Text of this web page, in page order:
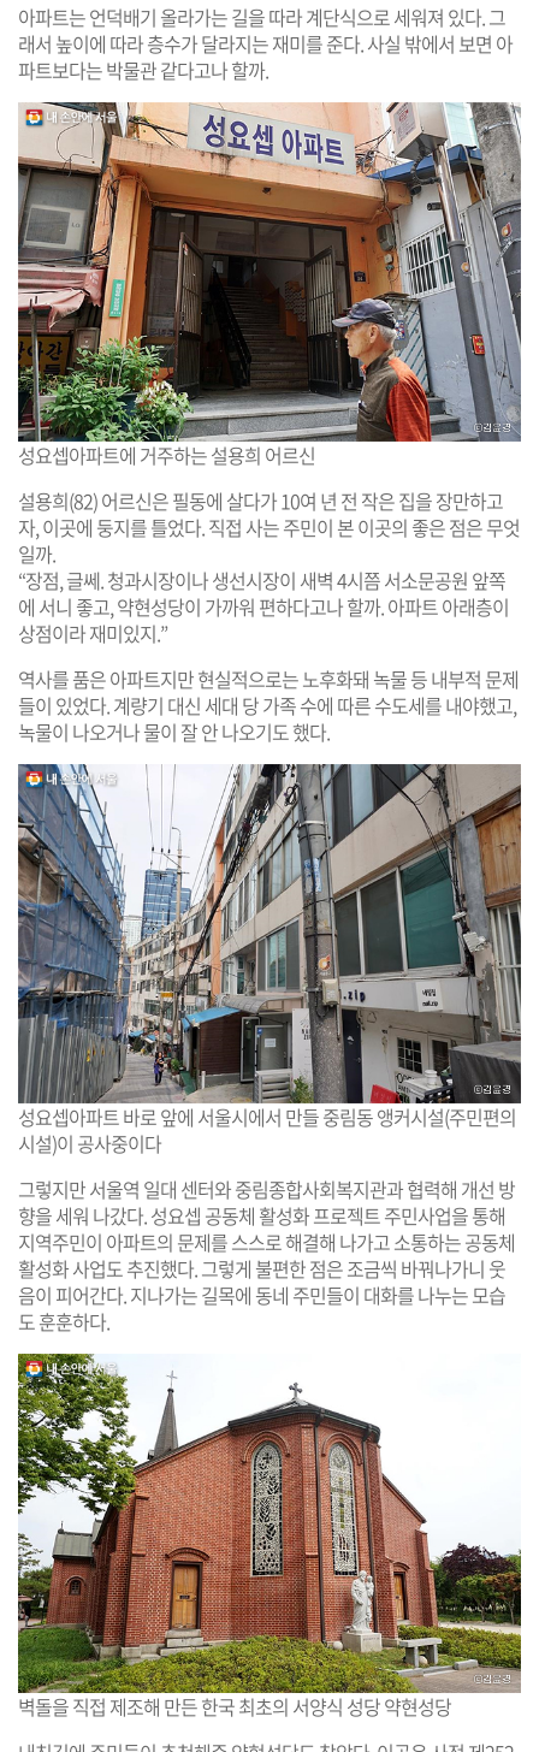
아파트는 언덕배기 올라가는 길을 따라 계단식으로 세워져 있다. 그
래서 높이에 따라 층수가 달라지는 재미를 준다. 사실 밖에서 보면 아
파트보다는 박물관 같다고나 할까.
성요셉아파트에 거주하는 설용희 어르신
설용희(82) 어르신은 필동에 살다가 10여 년 전 작은 집을 장만하고
자, 이곳에 둥지를 틀었다. 직접 사는 주민이 본 이곳의 좋은 점은 무엇
일까.
“장점, 글쎄. 청과시장이나 생선시장이 새벽 4시쯤 서소문공원 앞쪽
에 서니 좋고, 약현성당이 가까워 편하다고나 할까. 아파트 아래층이
상점이라 재미있지.”
역사를 품은 아파트지만 현실적으로는 노후화돼 녹물 등 내부적 문제
들이 있었다. 계량기 대신 세대 당 가족 수에 따른 수도세를 내야했고,
녹물이 나오거나 물이 잘 안 나오기도 했다.
성요셉아파트 바로 앞에 서울시에서 만들 중림동 앵커시설(주민편의
시설)이 공사중이다
그렇지만 서울역 일대 센터와 중림종합사회복지관과 협력해 개선 방
향을 세워 나갔다. 성요셉 공동체 활성화 프로젝트 주민사업을 통해
지역주민이 아파트의 문제를 스스로 해결해 나가고 소통하는 공동체
활성화 사업도 추진했다. 그렇게 불편한 점은 조금씩 바꿔나가니 웃
음이 피어간다. 지나가는 길목에 동네 주민들이 대화를 나누는 모습
도 훈훈하다.
벽돌을 직접 제조해 만든 한국 최초의 서양식 성당 약현성당